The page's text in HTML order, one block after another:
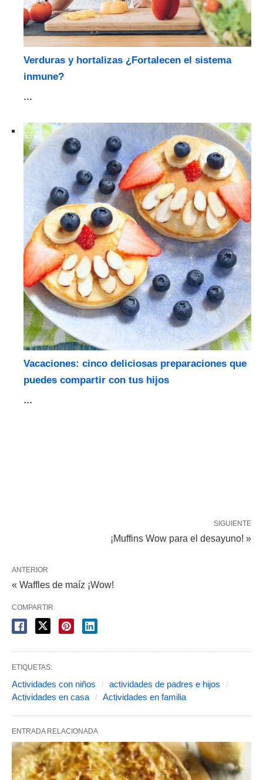
Verduras y hortalizas ¿Fortalecen el sistema
inmune?
...
Vacaciones: cinco deliciosas preparaciones que
puedes compartir con tus hijos
...
SIGUIENTE
¡Muffins Wow para el desayuno! »
ANTERIOR
« Waffles de maíz ¡Wow!
COMPARTIR
ETIQUETAS:
Actividades con niños
actividades de padres e hijos
Actividades en casa
Actividades en familia
ENTRADA RELACIONADA